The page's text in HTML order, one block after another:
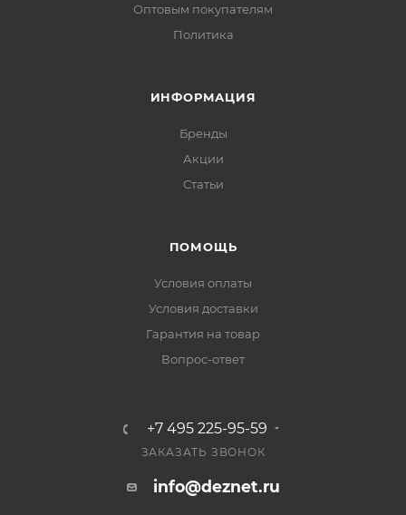
Оптовым покупателям
Политика
ИНФОРМАЦИЯ
Бренды
Акции
Статьи
ПОМОЩЬ
Условия оплаты
Условия доставки
Гарантия на товар
Вопрос-ответ
+7 495 225-95-59
ЗАКАЗАТЬ ЗВОНОК
info@deznet.ru